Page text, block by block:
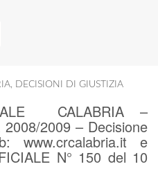
, DECISIONI DI GIUSTIZIA
CALABRIA –
2008/2009 – Decisione
www.crcalabria.it e
N° 150 del 10